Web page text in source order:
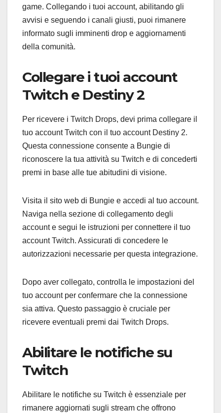
game. Collegando i tuoi account, abilitando gli
avvisi e seguendo i canali giusti, puoi rimanere
informato sugli imminenti drop e aggiornamenti
della comunità.
Collegare i tuoi account
Twitch e Destiny 2
Per ricevere i Twitch Drops, devi prima collegare il
tuo account Twitch con il tuo account Destiny 2.
Questa connessione consente a Bungie di
riconoscere la tua attività su Twitch e di concederti
premi in base alle tue abitudini di visione.
Visita il sito web di Bungie e accedi al tuo account.
Naviga nella sezione di collegamento degli
account e segui le istruzioni per connettere il tuo
account Twitch. Assicurati di concedere le
autorizzazioni necessarie per questa integrazione.
Dopo aver collegato, controlla le impostazioni del
tuo account per confermare che la connessione
sia attiva. Questo passaggio è cruciale per
ricevere eventuali premi dai Twitch Drops.
Abilitare le notifiche su
Twitch
Abilitare le notifiche su Twitch è essenziale per
rimanere aggiornati sugli stream che offrono